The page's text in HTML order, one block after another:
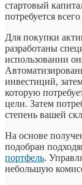
стартовый
потребуется
Для покупки
разработаны
использовании
инвестиций,
которую
цели. Затем
степень вашей
На основе
подобран
портфель.
небольшую